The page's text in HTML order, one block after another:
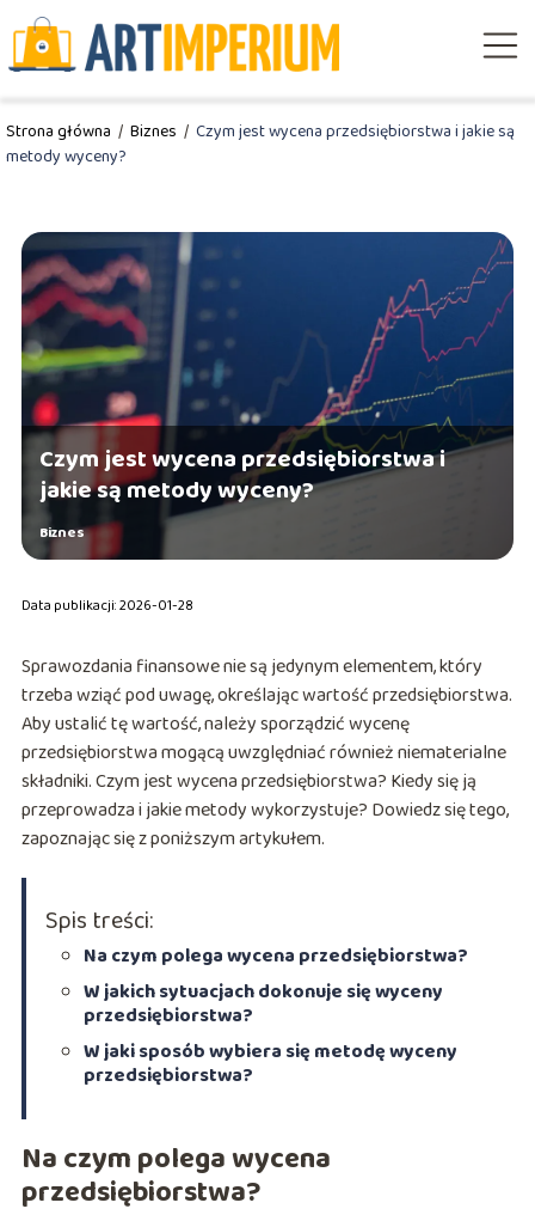
Strona główna / Biznes / Czym jest wycena przedsiębiorstwa i jakie są
metody wyceny?
Czym jest wycena przedsiębiorstwa i
jakie są metody wyceny?
Biznes
Data publikacji: 2026-01-28
Sprawozdania finansowe nie są jedynym elementem, który
trzeba wziąć pod uwagę, określając wartość przedsiębiorstwa.
Aby ustalić tę wartość, należy sporządzić wycenę
przedsiębiorstwa mogącą uwzględniać również niematerialne
składniki. Czym jest wycena przedsiębiorstwa? Kiedy się ją
przeprowadza i jakie metody wykorzystuje? Dowiedz się tego,
zapoznając się z poniższym artykułem.
Spis treści:
Na czym polega wycena przedsiębiorstwa?
W jakich sytuacjach dokonuje się wyceny
przedsiębiorstwa?
W jaki sposób wybiera się metodę wyceny
przedsiębiorstwa?
Na czym polega wycena
przedsiębiorstwa?